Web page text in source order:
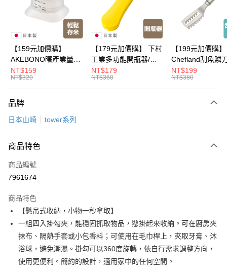
Apple Pay
Google Pay
全盈+PAY
大哥付你分期
【大哥付你分期使用說明】
1.本服務由台灣大哥大提供，台灣大哥大用戶可立即使用無須另外申請。
2.付款方式選擇「大哥付你分期」，訂單成立後會自動跳轉到大哥付的交易
成交易。
3.實際核准額度、可分期數及費用金額請依後續交易確認頁面所載為準。
4.訂單成立30分鐘內，如未前往確認交易或遇審核未通過，訂單將自動取
消。如遇「轉專審核」未通過狀況，表示未達大哥付你分期系統評分，恕無
法說明評估內容。
1.分期款項不併入電信帳單，「大哥付你分期」於每月結算日後寄送繳費提
2.透過簡訊連結打開帳單後，可選擇「超商條碼／台灣大直營門市／銀行轉
帳／街口支付／iPASS MONEY」等通路繳費。
【注意事項】
1.本服務係由「台灣大哥大股份有限公司」（以下簡稱本公司）所提供，讓
用戶於交易時，得透過本服務購買商品或服務，並由商店將買賣／分期付款
每筆NT$100，滿NT$499(含以上)免運費
每筆NT$100，滿NT$499(含以上)免運費
7-11取貨付款
每筆NT$100，滿NT$499(含以上)免運費
付款後7-11取貨
每筆NT$100，滿NT$499(含以上)免運費
【159元加價購】
AKEBONO曙產業量米
杯漏斗組(白)/量米杯/
米桶/量米用具/任二件8
NT$159
NT$320
【179元加價購】 下村
工業多功能開瓶器/開
瓶器/餐廚用品/料理道
具/任二件8折
NT$179
NT$360
【199元加價購】
Chefland刮魚鱗
魚鱗器/廚房用品/
道具/任二件8折
NT$199
NT$380
品牌
日本山崎 tower系列
商品特色
商品編號
7961674
商品特色
【懸吊式收納，小物一秒拿取】
一組四入掛勾夾，能穩固抓取物品，懸掛起來收納。可在廚房夾
抹布、隔熱手套或小包香料；可使用在毛巾桿上，夾取牙膏、沐
浴球，避免潮濕。掛勾可以360度旋轉，依自行需求調整方向，
使用更便利。簡約的設計，適用家中的任何空間。